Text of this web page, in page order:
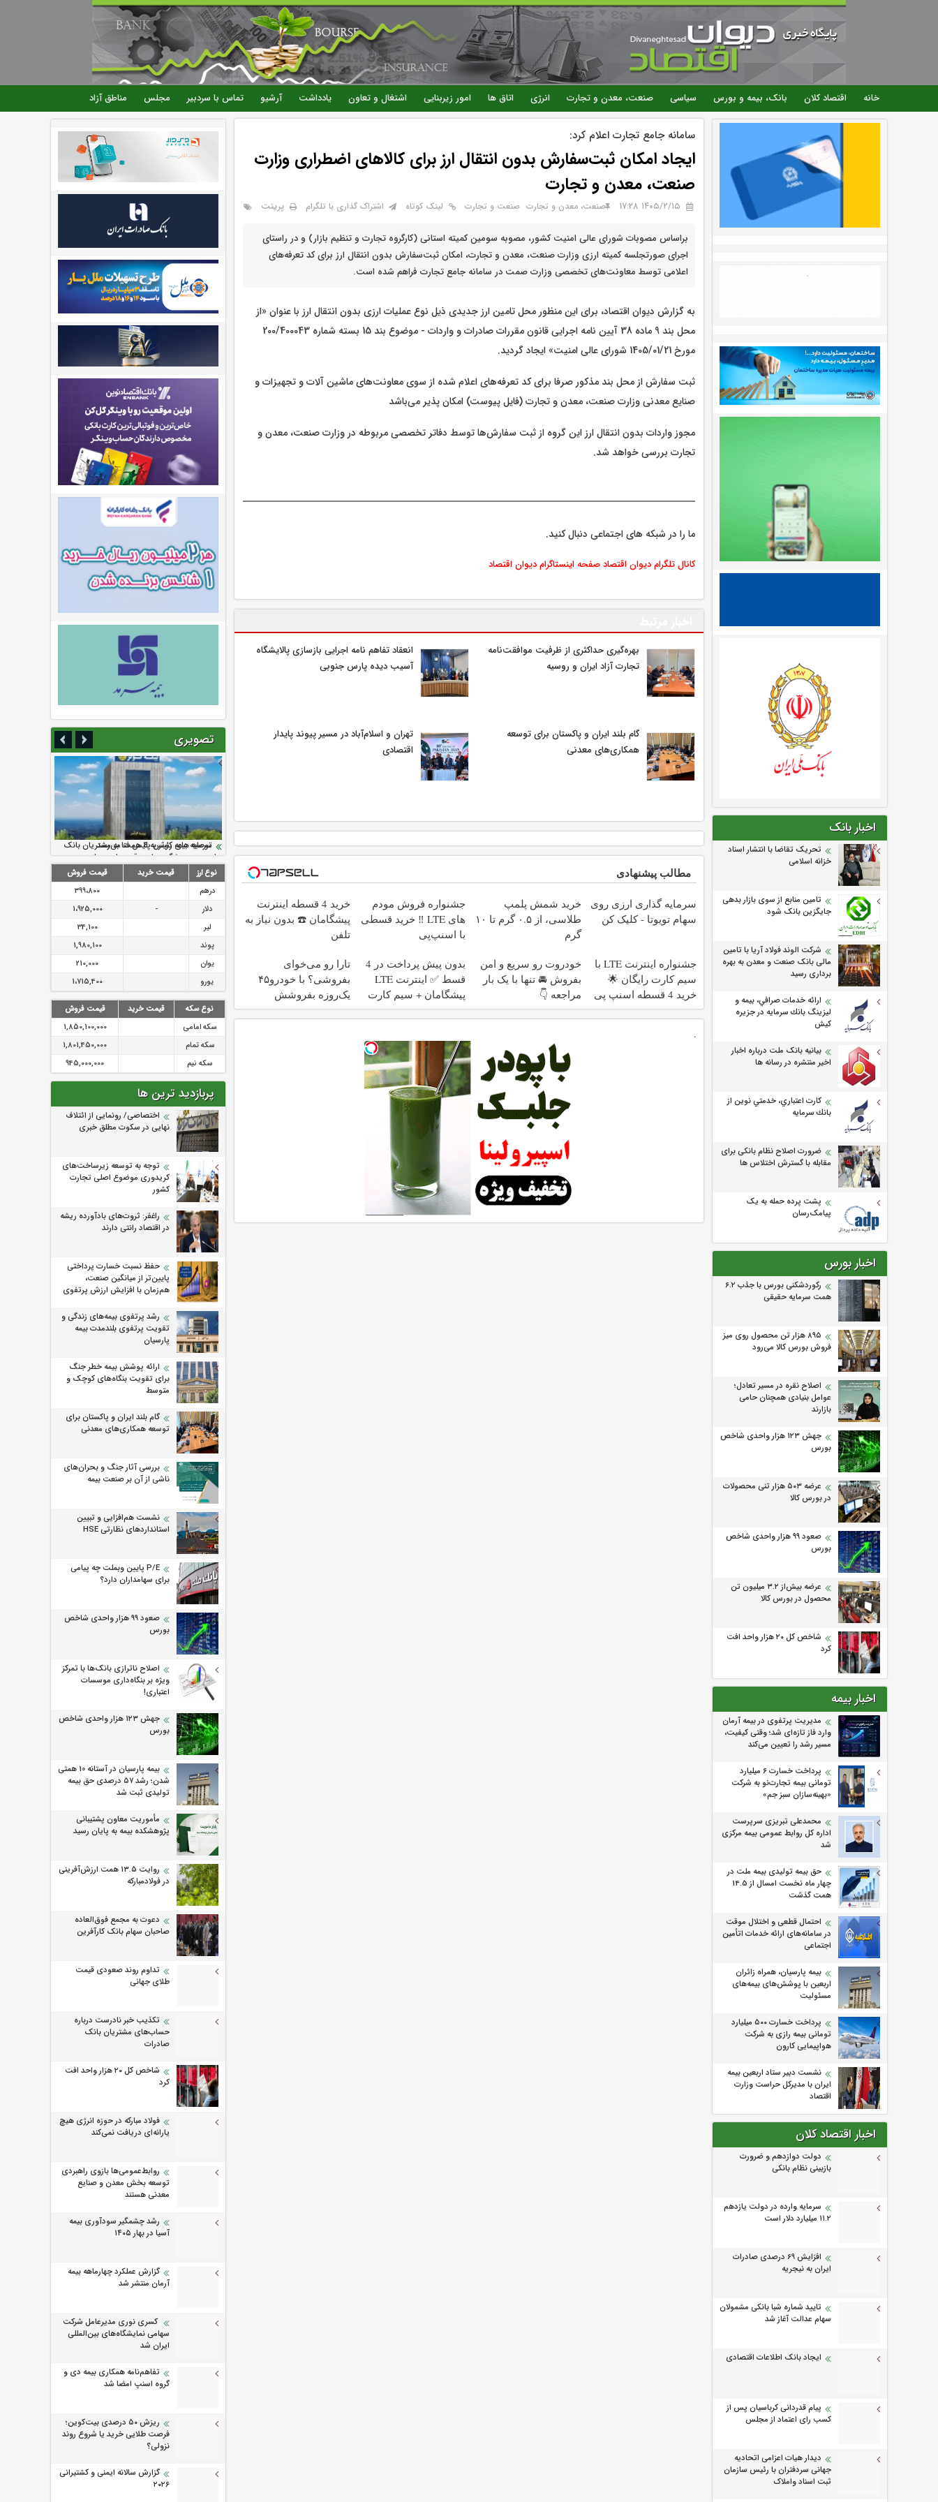
رفتن
به
محتوای
اصلی
خانه اقتصاد کلان بانک، بیمه و بورس سیاسی صنعت، معدن و تجارت انرژی اتاق ها امور زیربنایی اشتغال و تعاون یادداشت آرشیو تماس با سردبیر مجلس مناطق آزاد
اخبار بانک
تحریک تقاضا با انتشار اسناد
خزانه اسلامی
تامین منابع از سوی بازار بدهی
جایگزین بانک شود
شرکت الوند فولاد آریا با تامین
مالی بانک صنعت و معدن به بهره
برداری رسید
ارائه خدمات صرافي، بيمه و
ليزينگ بانك سرمايه در جزيره
كيش
بیانیه بانک ملت درباره اخبار
اخیر منتشره در رسانه ها
كارت اعتباري، خدمتي نوين از
بانك سرمايه
ضرورت اصلاح نظام بانکی برای
مقابله با گسترش اختلاس ها
پشت پرده حمله به یک
پیامک‌رسان
اخبار بورس
رکوردشکنی بورس با جذب ۶.۲
همت سرمایه حقیقی
۸۹۵ هزار تن محصول روی میز
فروش بورس کالا می‌‌رود
اصلاح نقره در مسیر تعادل؛
عوامل بنیادی همچنان حامی
بازارند
جهش ۱۲۳ هزار واحدی شاخص
بورس
عرضه ۵۰۳ هزار تنی محصولات
در بورس کالا
صعود ۹۹ هزار واحدی شاخص
بورس
عرضه بیش‌از ۳.۲ میلیون تن
محصول در بورس کالا
شاخص کل ۲۰ هزار واحد افت
کرد
اخبار بیمه
مدیریت پرتفوی در بیمه آرمان
وارد فاز تازه‌ای شد؛ وقتی کیفیت،
مسیر رشد را تعیین می‌کند
پرداخت خسارت ۶ میلیارد
تومانی بیمه تجارت‌نو به شرکت
«بهینه‌سازان سبز جم»
محمدعلی تبریزی سرپرست
اداره كل روابط عمومی بیمه مركزی
شد
حق بیمه تولیدی بیمه ملت در
چهار ماه نخست امسال از 14.5
همت گذشت
احتمال قطعی و اختلال موقت
در سامانه‌های ارائه خدمات اتأمین
اجتماعی
بیمه پارسیان، همراه زائران
اربعین با پوشش‌های بیمه‌های
مسئولیت
پرداخت خسارت ۵۰۰ میلیارد
تومانی بیمه رازی به شرکت
هواپیمایی کارون
نشست دبیر ستاد اربعین بیمه
ایران با مدیرکل حراست وزارت
اقتصاد
اخبار اقتصاد کلان
دولت دوازدهم و ضرورت
بازبینی نظام بانکی
سرمایه وارده در دولت یازدهم
۱۱.۲ میلیارد دلار است
افزایش 69 درصدی صادرات
ایران به نیجریه
تایید شماره شبا بانکی مشمولان
سهام عدالت آغاز شد
ایجاد بانک اطلاعات اقتصادی
پیام قدردانی کرباسیان پس از
کسب رای اعتماد از مجلس
دیدار هیات اعزامی اتحادیه
جهانی سردفتران با رئیس سازمان
ثبت اسناد واملاک
سامانه جامع تجارت اعلام کرد:
ایجاد امکان ثبت‌سفارش بدون انتقال ارز برای کالاهای اضطراری وزارت
صنعت، معدن و تجارت
۱۴۰۵/۲/۱۵ 17:28 صنعت، معدن و تجارت صنعت و تجارت لینک کوتاه اشتراک گذاری با تلگرام پرینت
براساس مصوبات شورای عالی امنیت کشور، مصوبه سومین کمیته استانی (کارگروه تجارت و تنظیم بازار) و در راستای
اجرای صورتجلسه کمیته ارزی وزارت صنعت، معدن و تجارت، امکان ثبت‌سفارش بدون انتقال ارز برای کد تعرفه‎‌های
اعلامی توسط معاونت‌های تخصصی وزارت صمت در سامانه جامع تجارت فراهم شده است.
به گزارش دیوان اقتصاد، برای این منظور محل تامین ارز جدیدی ذیل نوع عملیات ارزی بدون انتقال ارز با عنوان «از
محل بند 9 ماده 38 آیین نامه اجرایی قانون مقررات صادرات و واردات - موضوع بند 15 بسته شماره 200/400043
مورخ 1405/01/21 شورای عالی امنیت» ایجاد گردید.
ثبت سفارش از محل بند مذکور صرفا برای کد تعرفه‌های اعلام شده از سوی معاونت‌‎های ماشین آلات و تجهیزات و
صنایع معدنی وزارت صنعت، معدن و تجارت (فایل پیوست) امکان پذیر می‌‎باشد
مجوز واردات بدون انتقال ارز این گروه از ثبت سفارش‌‎ها توسط دفاتر تخصصی مربوطه در وزارت صنعت، معدن و
تجارت بررسی خواهد شد.
ما را در شبکه های اجتماعی دنبال کنید.
کانال تلگرام دیوان اقتصادصفحه اینستاگرام دیوان اقتصاد
بهره‌گیری حداکثری از ظرفیت موافقت‌نامه
تجارت آزاد ایران و روسیه
انعقاد تفاهم نامه اجرایی بازسازی پالایشگاه
آسیب دیده پارس جنوبی
گام بلند ایران و پاکستان برای توسعه
همکاری‌های معدنی
تهران و اسلام‌آباد در مسیر پیوند پایدار
اقتصادی
مطالب پیشنهادی
سرمایه گذاری ارزی روی
سهام تویوتا - کلیک کن
خرید شمش پلمپ
طلاسی، از ۰.۵ گرم تا ۱۰
گرم
جشنواره فروش مودم
های LTE ‼️ خرید قسطی
با اسنپ‌پی
خرید 4 قسطه اینترنت
پیشگامان ☎️ بدون نیاز به
تلفن
جشنواره اینترنت LTE با
سیم کارت رایگان 🌟
خرید 4 قسطه اسنپ پی
خودروت رو سریع و امن
بفروش 🚘 تنها با یک بار
مراجعه 👇
بدون پیش پرداخت در 4
قسط ✅ اینترنت LTE
پیشگامان + سیم کارت
رایگان
تارا رو می‌خوای
بفروشی؟ با خودرو۴۵
یک‌روزه بفروشش
.
تصویری
ارزش سهام عدالت بالا رفت
سرمایه بیمه کوثر به ۴ همت می‌رسد
نود ثانیه با فولاد سنگان
تقدیر دبیرکل سندیکای بیمه گران ایران از
اقدامات مدیرعامل بیمه رازی
توصیه های رئیس پلیس فتا به مشتریان بانک
ها در مورد پیشگیری از سرقت های مجازی
نوع ارز قیمت خرید
قیمت فروش
درهم
399،800
دلار
-
1،925,000
لیر
34,100
پوند
1,980,100
یوان
210,000
یورو
1،715,400
نوع سکه قیمت خرید
قیمت فروش
سکه امامی
1,850,100,000
سکه تمام
1,801,450,000
سکه نیم
945,000,000
پربازدید ترین ها
اختصاصی/ رونمایی از ائتلاف‌
نهایی در سکوت مطلق خبری
توجه به توسعه زیرساخت‌های
کریدوری موضوع اصلی تجارت
کشور
راغفر: ثروت‌های بادآورده ریشه
در اقتصاد رانتی دارند
حفظ نسبت خسارت پرداختی
پایین‌تر از میانگین صنعت،
هم‌زمان با افزایش ارزش پرتفوی
رشد پرتفوی بیمه‌های زندگی و
تقویت پرتفوی بلندمدت بیمه
پارسیان
ارائه پوشش بیمه خطر جنگ
برای تقویت بنگاه‌های کوچک و
متوسط
گام بلند ایران و پاکستان برای
توسعه همکاری‌های معدنی
بررسی آثار جنگ و بحران‌های
ناشی از آن بر صنعت بیمه
نشست هم‌افزایی و تبیین
استانداردهای نظارتی HSE
P/E پایین وبملت چه پیامی
برای سهامداران دارد؟
صعود ۹۹ هزار واحدی شاخص
بورس
اصلاح ناترازی بانک‌ها با تمرکز
ویژه بر بنگاه‌داری موسسات
اعتباری!
جهش ۱۲۳ هزار واحدی شاخص
بورس
بیمه پارسیان در آستانه 10 همتی
شدن؛ رشد ۵۷ درصدی حق بیمه
تولیدی ثبت شد
مأموریت معاون پشتیبانی
پژوهشكده بیمه به پایان رسید
روایت ۱۳.۵ همت ارزش‌آفرینی
در فولادمبارکه
دعوت به مجمع فوق‌العاده
صاحبان سهام بانک کارآفرین
تداوم روند صعودی قیمت
طلای جهانی
تکذیب خبر نادرست درباره
حساب‌های مشتریان بانک
صادرات
شاخص کل ۲۰ هزار واحد افت
کرد
فولاد مبارکه در حوزه انرژی هیچ
یارانه‌ای دریافت نمی‌کند
روابط‌‌عمومی‌ها بازوی راهبردی
توسعه بخش معدن و صنایع
معدنی هستند
رشد چشمگیر سودآوری بیمه
آسیا در بهار ۱۴۰۵
گزارش عملکرد چهارماهه بیمه
آرمان منتشر شد
کسری نوری مدیرعامل شرکت
سهامی نمایشگاه‌های بین‌المللی
ایران شد
تفاهم‌نامه همکاری بیمه دی و
گروه اسنپ امضا شد
ریزش ۵۰ درصدی بیت‌کوین؛
فرصت طلایی خرید یا شروع روند
نزولی؟
گزارش سالانه ایمنی و كشتیرانی
۲۰۲۶